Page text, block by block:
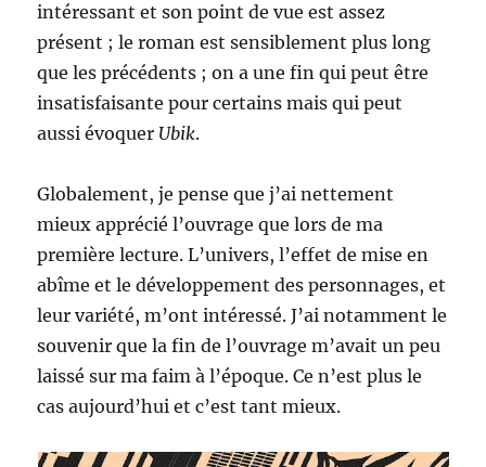
intéressant et son point de vue est assez
présent ; le roman est sensiblement plus long
que les précédents ; on a une fin qui peut être
insatisfaisante pour certains mais qui peut
aussi évoquer Ubik.
Globalement, je pense que j’ai nettement
mieux apprécié l’ouvrage que lors de ma
première lecture. L’univers, l’effet de mise en
abîme et le développement des personnages, et
leur variété, m’ont intéressé. J’ai notamment le
souvenir que la fin de l’ouvrage m’avait un peu
laissé sur ma faim à l’époque. Ce n’est plus le
cas aujourd’hui et c’est tant mieux.